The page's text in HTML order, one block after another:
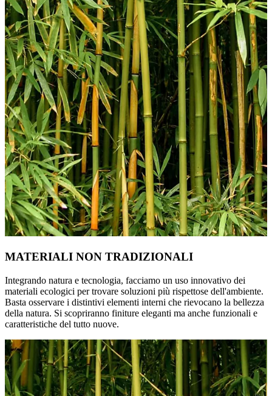
MATERIALI NON TRADIZIONALI
Integrando natura e tecnologia, facciamo un uso innovativo dei
materiali ecologici per trovare soluzioni più rispettose dell'ambiente.
Basta osservare i distintivi elementi interni che rievocano la bellezza
della natura. Si scopriranno finiture eleganti ma anche funzionali e
caratteristiche del tutto nuove.